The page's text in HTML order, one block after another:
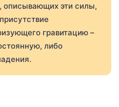
эти силы,
гравитацию –
либо